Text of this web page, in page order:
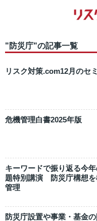
"防災庁"の記事一覧
リスク対策.com12月のセ
危機管理白書2025年版
キーワードで振り返る今
題特別講演 防災庁構想を
管理
防災庁設置や事業・基金